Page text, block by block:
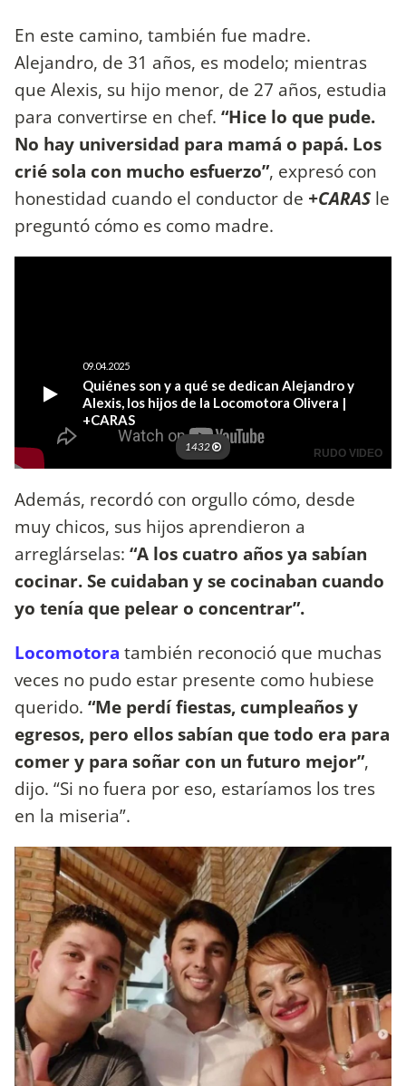
En este camino, también fue madre.
Alejandro, de 31 años, es modelo; mientras
que Alexis, su hijo menor, de 27 años, estudia
para convertirse en chef. “Hice lo que pude.
No hay universidad para mamá o papá. Los
crié sola con mucho esfuerzo”, expresó con
honestidad cuando el conductor de +CARAS le
preguntó cómo es como madre.
Además, recordó con orgullo cómo, desde
muy chicos, sus hijos aprendieron a
arreglárselas: “A los cuatro años ya sabían
cocinar. Se cuidaban y se cocinaban cuando
yo tenía que pelear o concentrar”.
Locomotora también reconoció que muchas
veces no pudo estar presente como hubiese
querido. “Me perdí fiestas, cumpleaños y
egresos, pero ellos sabían que todo era para
comer y para soñar con un futuro mejor”,
dijo. “Si no fuera por eso, estaríamos los tres
en la miseria”.